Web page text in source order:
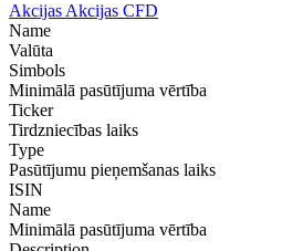
Akcijas Akcijas CFD
Name
Valūta
Simbols
Minimālā pasūtījuma vērtība
Ticker
Tirdzniecības laiks
Type
Pasūtījumu pieņemšanas laiks
ISIN
Name
Minimālā pasūtījuma vērtība